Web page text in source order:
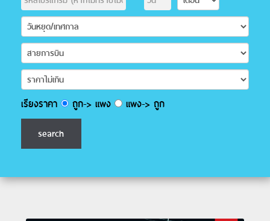
เรียงราคา ถูก-> แพง แพง-> ถูก